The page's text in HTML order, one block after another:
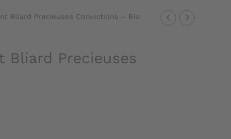
Bliard Precieuses Convictions – Bio
Bliard Precieuses